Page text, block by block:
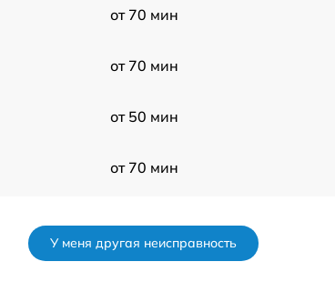
от 70 мин
от 70 мин
от 50 мин
от 70 мин
У меня другая неисправность